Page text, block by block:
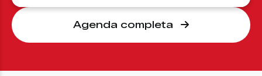
Agenda completa